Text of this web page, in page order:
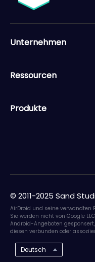
Unternehmen
Ressourcen
Produkte
© 2011-2025 Sand
AirDroid und seine verwandten
Sie werden nicht von Google
Android-Angeboten
diesen verbunden oder
Deutsch